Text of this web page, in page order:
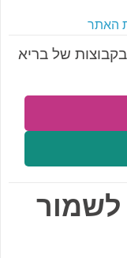
האתר
של בריא
לשמור